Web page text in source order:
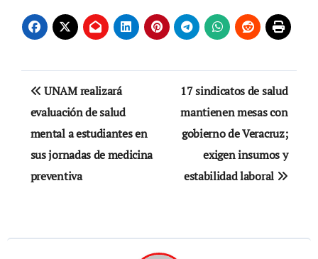
Navegación
de
entradas
UNAM realizará
evaluación de salud
mental a estudiantes en
sus jornadas de medicina
preventiva
17 sindicatos de salud
mantienen mesas con
gobierno de Veracruz;
exigen insumos y
estabilidad laboral